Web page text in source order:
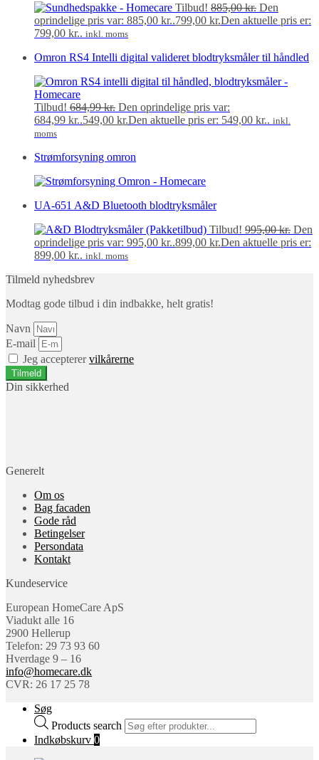
Tilbud! 885,00kr. Den
oprindelige pris var: 885,00 kr..799,00 kr.Den aktuelle pris er:
799,00 kr.. inkl. moms
Omron RS4 Intelli digital valideret blodtryksmåler til håndled
Tilbud! 684,99kr. Den oprindelige pris var:
684,99 kr..549,00 kr.Den aktuelle pris er: 549,00 kr.. inkl.
moms
Strømforsyning omron
UA-651 A&D Bluetooth blodtryksmåler
Tilbud! 995,00kr. Den
oprindelige pris var: 995,00 kr..899,00 kr.Den aktuelle pris er:
899,00 kr.. inkl. moms
Tilmeld nyhedsbrev
Modtag gode tilbud i din indbakke, helt gratis!
Navn
E-mail
Jeg accepterervilkårerne
Tilmeld
Din sikkerhed
Generelt
Om os
Bag facaden
Gode råd
Betingelser
Persondata
Kontakt
Kundeservice
European HomeCare ApS
Viadukt alle 16
2900 Hellerup
Telefon: 29 73 93 60
Hverdage 9 – 16
info@homecare.dk
CVR: 26 17 25 78
Søg
Products search
Indkøbskurv 0